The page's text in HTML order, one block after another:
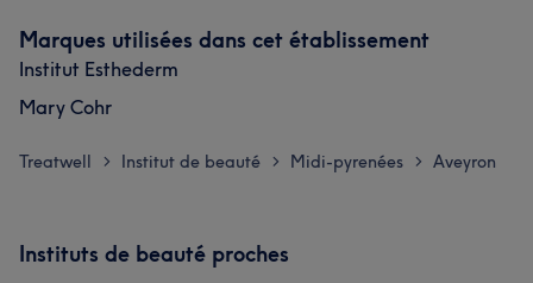
Marques utilisées dans cet établissement
Institut Esthederm
Mary Cohr
Treatwell > Institut de beauté > Midi-pyrenées > Aveyron
Instituts de beauté proches